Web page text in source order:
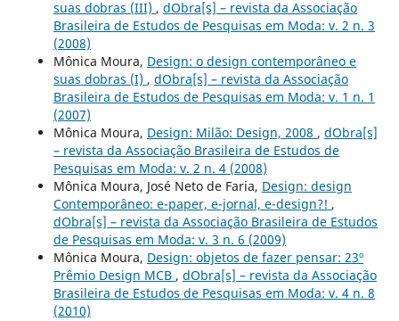
suas dobras (III) , dObra[s] – revista da Associação
Brasileira de Estudos de Pesquisas em Moda: v. 2 n. 3
(2008)
Mônica Moura, Design: o design contemporâneo e
suas dobras (I) , dObra[s] – revista da Associação
Brasileira de Estudos de Pesquisas em Moda: v. 1 n. 1
(2007)
Mônica Moura, Design: Milão: Design, 2008 , dObra[s]
– revista da Associação Brasileira de Estudos de
Pesquisas em Moda: v. 2 n. 4 (2008)
Mônica Moura, José Neto de Faria, Design: design
Contemporâneo: e-paper, e-jornal, e-design?! ,
dObra[s] – revista da Associação Brasileira de Estudos
de Pesquisas em Moda: v. 3 n. 6 (2009)
Mônica Moura, Design: objetos de fazer pensar: 23º
Prêmio Design MCB , dObra[s] – revista da Associação
Brasileira de Estudos de Pesquisas em Moda: v. 4 n. 8
(2010)